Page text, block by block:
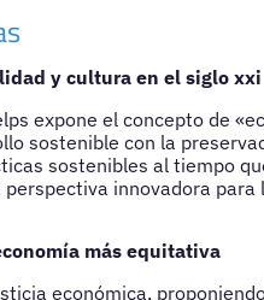
y cultura en el siglo xxi
expone el concepto de
sostenible con la
sostenibles al tiempo
innovadora
más equitativa
económica,